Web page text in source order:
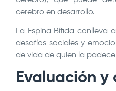
cerebro en desarrollo.
La Espina Bífida conlleva
desafíos sociales y
de vida de quien la
Evaluación